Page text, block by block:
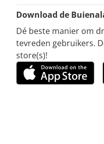
Download de
Dé beste manier om
tevreden gebruikers.
store(s)!